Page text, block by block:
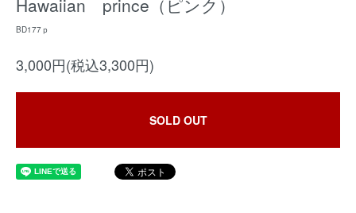
Hawaiian prince（ピンク）
BD177ｐ
3,000円(税込3,300円)
SOLD OUT